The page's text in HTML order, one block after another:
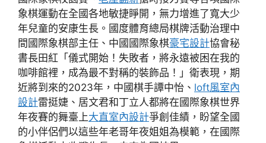
象棋運動在全國各地敏捷睜開，無力增進了寬大少
年兒童的安康生長。國度體育總局棋牌活動治理中
間國際象棋部主任、中國國際象棋豪宅設計協會秘
書長田紅「儀式開始！失敗者，將永遠被困在我的
咖啡館裡，成為最不對稱的裝飾品！」衛表現，期
近將到來的2023年，中國棋手譚中怡、 loft風室內
設計雷挺婕、居文君和丁立人都將在國際象棋世界
年夜賽的舞臺上大直室內設計爭創佳績，盼望全國
的小伴侶們以這些年老哥年夜姐姐為模範，在國際